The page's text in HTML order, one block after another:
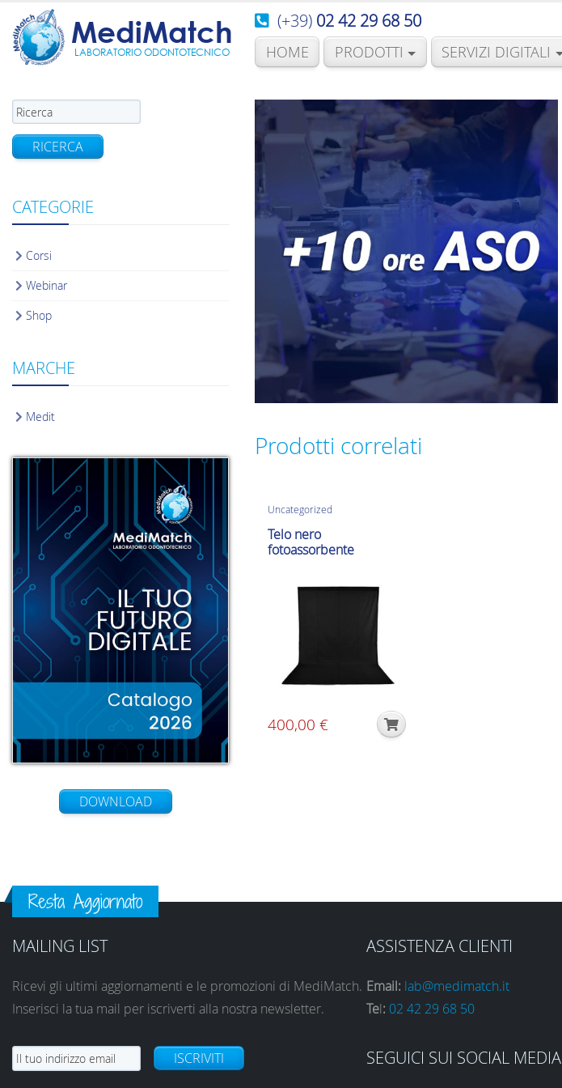
MediMatch
LABORATORIO ODONTOTECNICO
(+39) 02 42 29 68 50
HOME PRODOTTI SERVIZI DIGITALI
RICERCA
CATEGORIE
Corsi
Webinar
Shop
MARCHE
Medit
DOWNLOAD
Prodotti correlati
Uncategorized
Telo nero
fotoassorbente
400,00 €
Resta Aggiornato
MAILING LIST
Ricevi gli ultimi aggiornamenti e le promozioni di MediMatch.
Inserisci la tua mail per iscriverti alla nostra newsletter.
ISCRIVITI
ASSISTENZA CLIENTI
Email: lab@medimatch.it
Tel: 02 42 29 68 50
SEGUICI SUI SOCIAL MEDIA